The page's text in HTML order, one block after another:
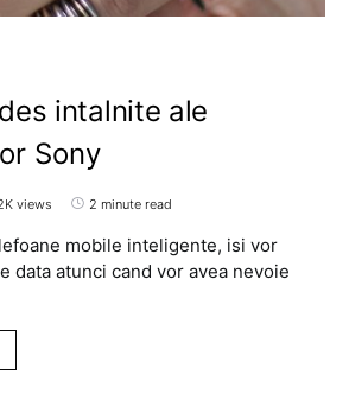
intalnite ale
Sony
views 2 minute read
mobile inteligente, isi vor
data atunci cand vor avea nevoie